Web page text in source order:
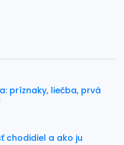
príznaky, liečba, prvá
chodidiel a ako ju